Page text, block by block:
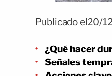
Publicado el20/
¿Qué hacer
Señales